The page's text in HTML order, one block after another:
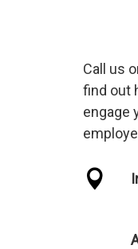
Call us
find out
engage